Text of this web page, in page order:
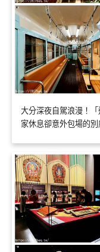
大分深夜自駕浪漫！
家休息卻意外包場的